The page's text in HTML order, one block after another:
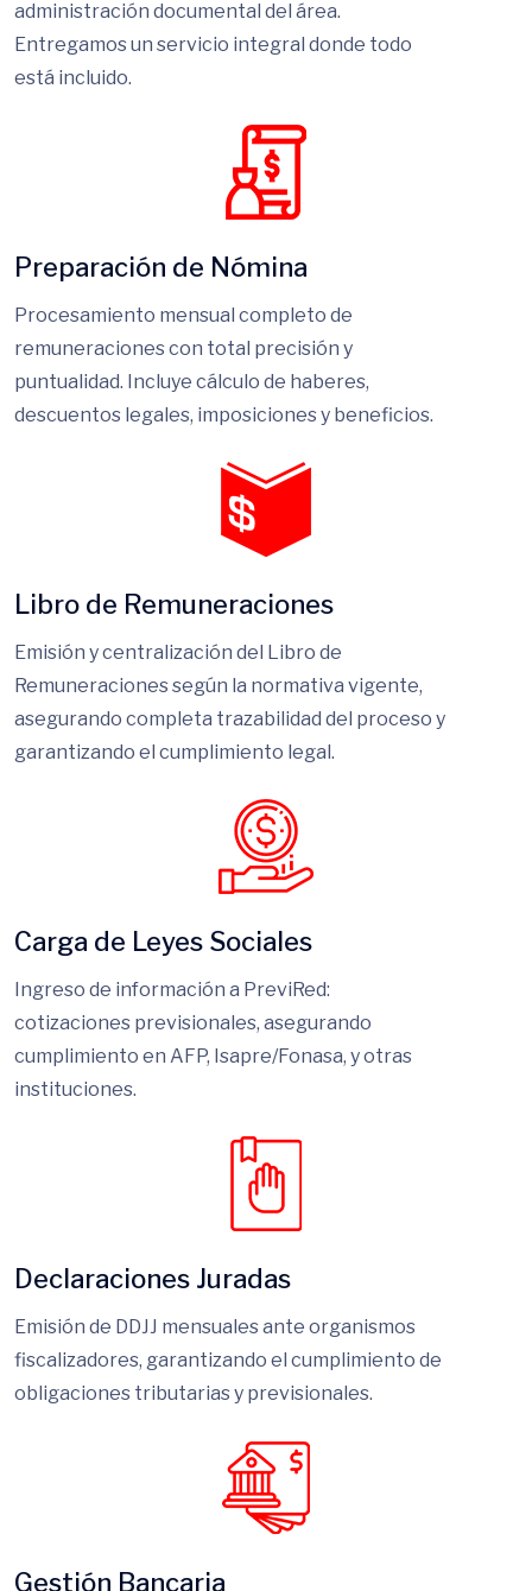
aplicamos costos adicionales por la
administración documental del área.
Entregamos un servicio integral donde todo
Procesamiento mensual completo de
remuneraciones con total precisión y
puntualidad. Incluye cálculo de haberes,
Libro de Remuneraciones
Emisión y centralización del Libro de
Remuneraciones según la normativa vigente,
asegurando completa trazabilidad del proceso y
Carga de Leyes Sociales
Ingreso de información a PreviRed:
cotizaciones previsionales, asegurando
cumplimiento en AFP, Isapre/Fonasa, y otras
Declaraciones Juradas
Emisión de DDJJ mensuales ante organismos
fiscalizadores, garantizando el cumplimiento de